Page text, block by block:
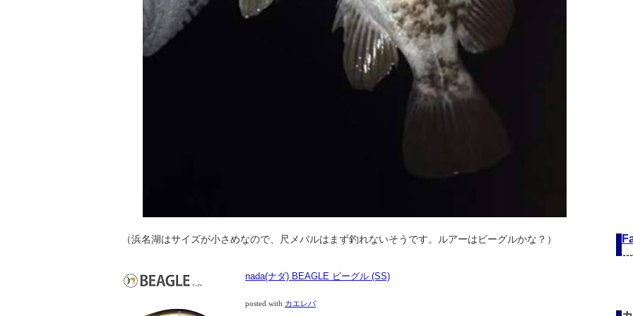
（浜名湖はサイズが小さめなので、尺メバルはまず釣れないそうです。ルアーはビーグルかな？）
nada(ナダ) BEAGLE ビーグル (SS)
posted with カエレバ